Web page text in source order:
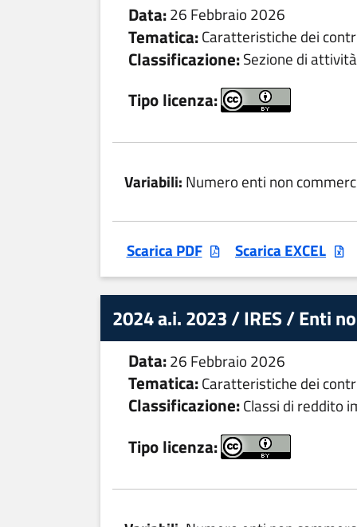
Data:26 Febbraio 2026
Tematica:Caratteristiche dei
Classificazione:Sezione di attività
Tipo licenza:
Variabili: Numero enti non
Scarica PDF Scarica EXCEL
2024 a.i. 2023 / IRES / Enti
Data:26 Febbraio 2026
Tematica:Caratteristiche dei
Classificazione:Classi di reddito
Tipo licenza: